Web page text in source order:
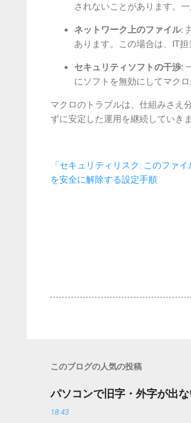
されないことがあります。
ネットワーク上のファイル:
あります。この場合は、IT
セキュリティソフトの干渉:
にソフトを無効にしてマク
マクロのトラブルは、仕組みさえ
ずに安定した運用を継続していきま
「セキュリティリスク: このファ
を安全に解除する設定手順
このブログの人気の投稿
パソコンで旧字・外字が出
18:43